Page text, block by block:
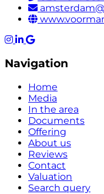
Navigation
Home
Media
In the area
Documents
Offering
About us
Reviews
Contact
Valuation
Search query